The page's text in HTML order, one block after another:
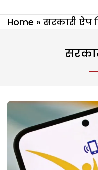
Home » सरकारी ऐप